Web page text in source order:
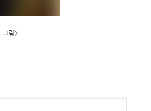
그림>